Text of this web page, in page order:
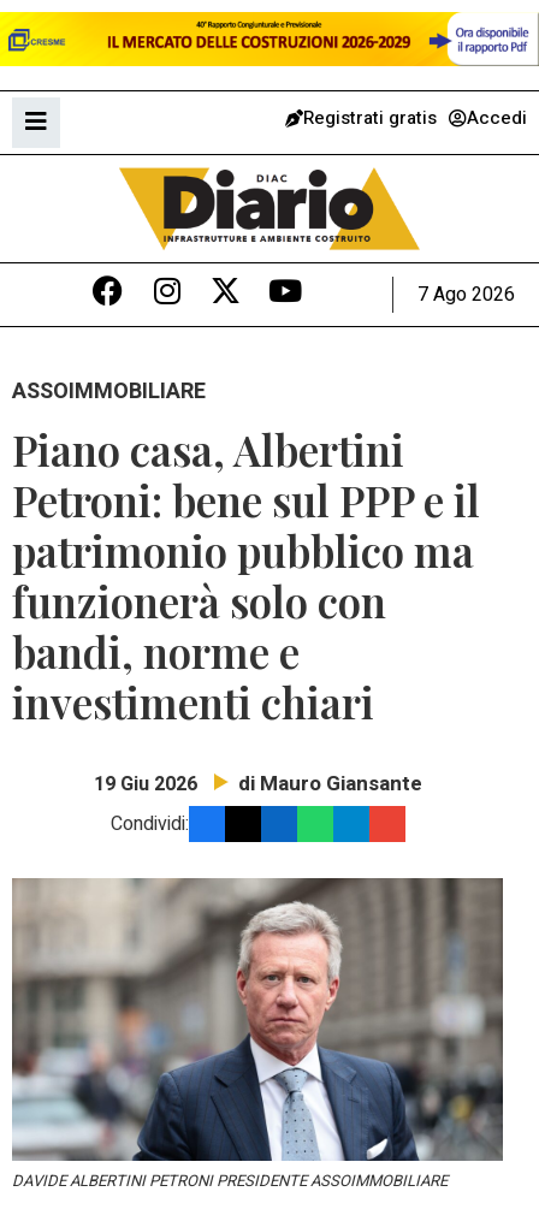
Registrati gratis Accedi
7 Ago 2026
ASSOIMMOBILIARE
Piano casa, Albertini
Petroni: bene sul PPP e il
patrimonio pubblico ma
funzionerà solo con
bandi, norme e
investimenti chiari
19 Giu 2026 di Mauro Giansante
Condividi:
DAVIDE ALBERTINI PETRONI PRESIDENTE ASSOIMMOBILIARE